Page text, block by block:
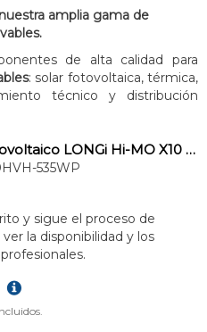
amplia gama de
de alta calidad para
: solar fotovoltaica, térmica,
técnico y distribución
Módulo fotovoltaico LONGi Hi-MO X10 535W
535WP
y sigue el proceso de
la disponibilidad y los